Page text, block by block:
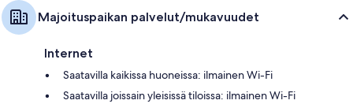
Majoituspaikan palvelut/mukavuudet
Internet
Saatavilla kaikissa huoneissa: ilmainen Wi-Fi
Saatavilla joissain yleisissä tiloissa: ilmainen Wi-Fi